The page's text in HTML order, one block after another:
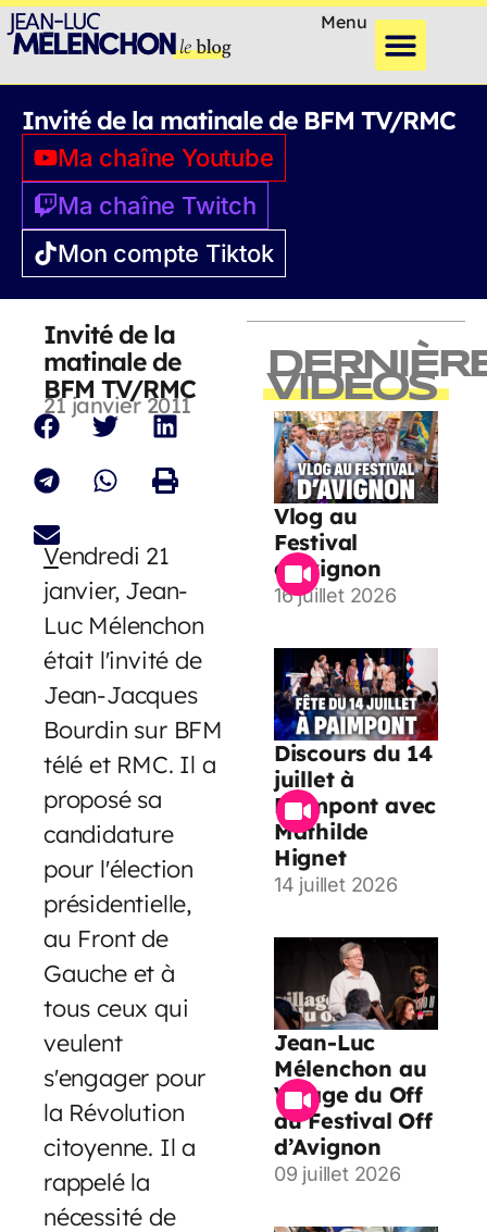
Menu
Invité de la matinale de BFM TV/RMC
Ma chaîne Youtube
Ma chaîne Twitch
Mon compte Tiktok
Invité de la
matinale de
BFM TV/RMC
21 janvier 2011
Vendredi 21
janvier, Jean-
Luc Mélenchon
était l'invité de
Jean-Jacques
Bourdin sur BFM
télé et RMC. Il a
proposé sa
candidature
pour l'élection
présidentielle,
au Front de
Gauche et à
tous ceux qui
veulent
s'engager pour
la Révolution
citoyenne. Il a
rappelé la
nécessité de
VIDEOS
Vlog au
Festival
d’Avignon
16 juillet 2026
Discours du 14
juillet à
Paimpont avec
Mathilde
Hignet
14 juillet 2026
Jean-Luc
Mélenchon au
Village du Off
du Festival Off
d’Avignon
09 juillet 2026